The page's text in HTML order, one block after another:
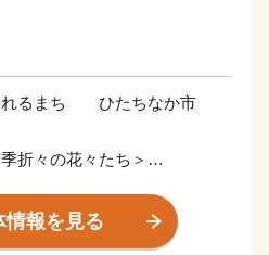
れるまち ひたちなか市
折々の花々たち＞
たち海浜公園では、香り高く
フルで可愛らしいチューリッ
情報を見る